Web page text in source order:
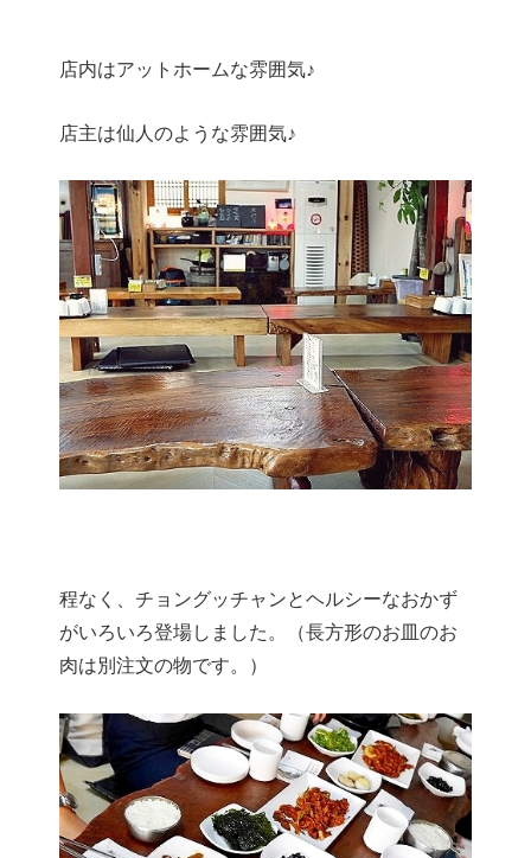
店内はアットホームな雰囲気♪
店主は仙人のような雰囲気♪
程なく、チョングッチャンとヘルシーなおかず
がいろいろ登場しました。（長方形のお皿のお
肉は別注文の物です。）